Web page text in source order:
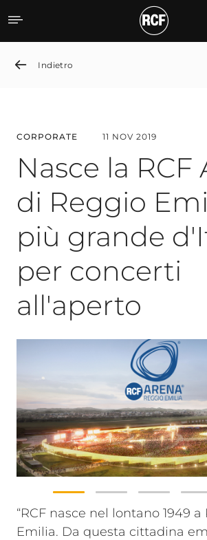
Nasce la RCF
Indietro
CORPORATE 11 NOV 2019
Nasce la RCF
di Reggio
più grande
per concerti
all'aperto
“RCF nasce nel lontano 1949 a
Emilia. Da questa cittadina